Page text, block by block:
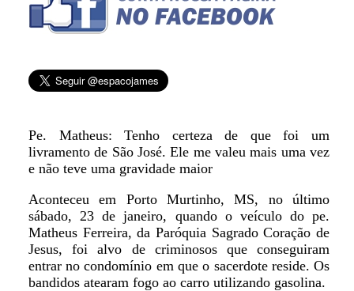
Pe. Matheus: Tenho certeza de que foi um
livramento de São José. Ele me valeu mais uma vez
e não teve uma gravidade maior
Aconteceu em Porto Murtinho, MS, no último
sábado, 23 de janeiro, quando o veículo do pe.
Matheus Ferreira, da Paróquia Sagrado Coração de
Jesus, foi alvo de criminosos que conseguiram
entrar no condomínio em que o sacerdote reside. Os
bandidos atearam fogo ao carro utilizando gasolina.